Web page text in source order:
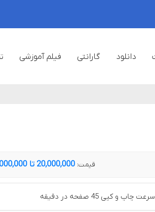
دانلود گارانتی فیلم آموزشی
قیمت:20,000,000 تا 35,000,000 تومان
سرعت چاپ و کپی 45 صفحه در دقیقه